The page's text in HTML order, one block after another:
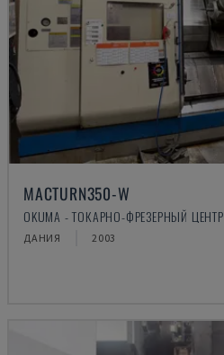
MACTURN350-W
OKUMA - ТОКАРНО-ФРЕЗЕРНЫЙ ЦЕНТР
ДАНИЯ 2003